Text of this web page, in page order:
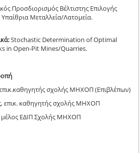
Προσδιορισμός Βέλτιστης Επιλογής
Μεταλλεία/Λατομεία.
Stochastic Determination of Optimal
in Open-Pit Mines/Quarries.
σχολής ΜΗΧΟΠ (Επιβλέπων)
επικ. καθηγητής σχολής ΜΗΧΟΠ
μέλος ΕΔΙΠ Σχολής ΜΗΧΟΠ